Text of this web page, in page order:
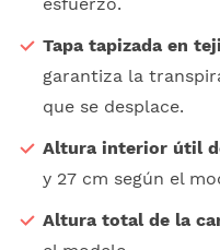
Tapa tapizada en
garantiza la
que se desplace.
Altura interior útil
y 27 cm según el
Altura total de la